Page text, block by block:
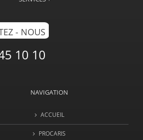
- NOUS
10 10
NAVIGATION
ACCUEIL
PROCARIS